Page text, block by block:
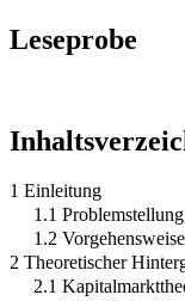
Leseprobe
1 Einleitung
1.1
1.2 Vorgehensweise
2 Theoretischer
2.1